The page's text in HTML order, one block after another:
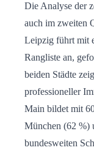
Die Analyse der
auch im zweiten
Leipzig führt mit
Rangliste an,
beiden Städte
professioneller
Main bildet mit
München (62 %)
bundesweiten